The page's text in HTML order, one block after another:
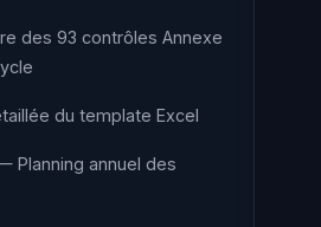
des 93 contrôles Annexe
du template Excel
Planning annuel des